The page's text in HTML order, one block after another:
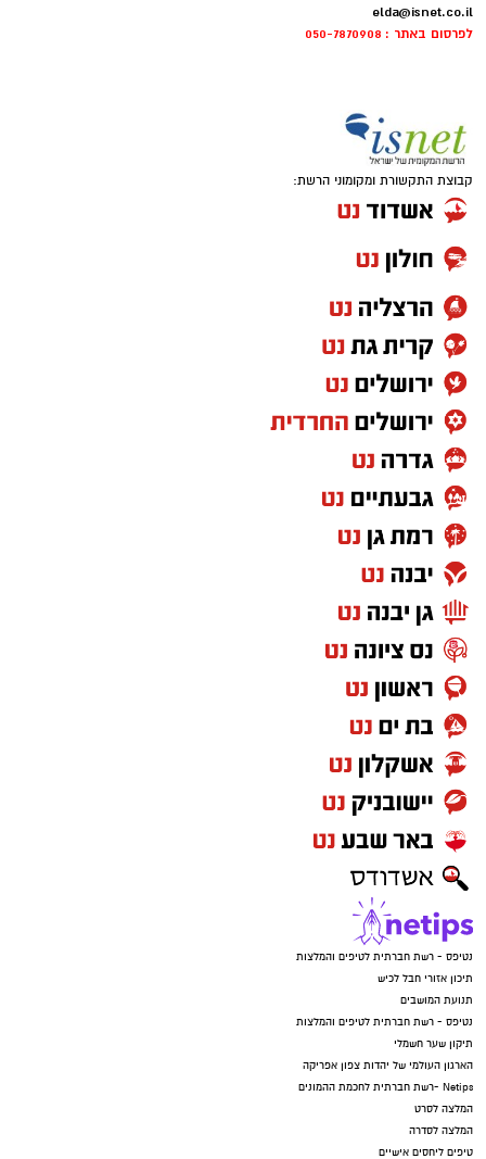
elda@isnet.co.il
לפרסום באתר : 050-7870908
קבוצת התקשורת ומקומוני הרשת:
נטיפס - רשת חברתית לטיפים והמלצות
תיכון אזורי חבל לכיש
תנועת המושבים
נטיפס - רשת חברתית לטיפים והמלצות
תיקון שער חשמלי
הארגון העולמי של יהדות צפון אפריקה
Netips -רשת חברתית לחכמת ההמונים
המלצה לסרט
המלצה לסדרה
טיפים ליחסים אישיים